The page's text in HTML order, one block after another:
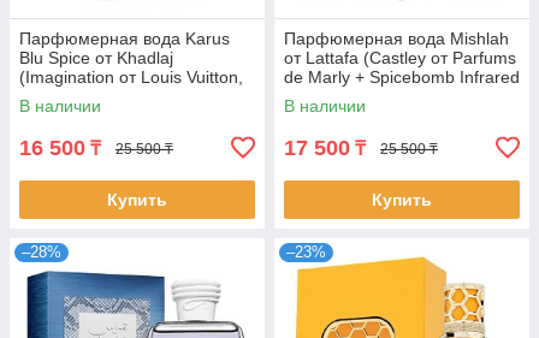
Парфюмерная вода Karus
Blu Spice от Khadlaj
(Imagination от Louis Vuitton,
100 мл)
В наличии
16 500 ₸ 25 500 ₸
Купить
Парфюмерная вода Mishlah
от Lattafa (Castley от Parfums
de Marly + Spicebomb Infrared
от Viktor&Rolf, 100 мл)
В наличии
17 500 ₸ 25 500 ₸
Купить
–28% –23%